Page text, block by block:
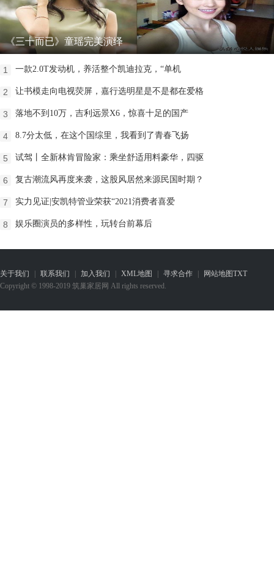
《三十而已》童瑶完美演绎
1 一款2.0T发动机，养活整个凯迪拉克，“单机
2 让书模走向电视荧屏，嘉行选明星是不是都在爱格
3 落地不到10万，吉利远景X6，惊喜十足的国产
4 8.7分太低，在这个国综里，我看到了青春飞扬
5 试驾丨全新林肯冒险家：乘坐舒适用料豪华，四驱
6 复古潮流风再度来袭，这股风居然来源民国时期？
7 实力见证|安凯特管业荣获“2021消费者喜爱
8 娱乐圈演员的多样性，玩转台前幕后
关于我们 | 联系我们 | 加入我们 | XML地图 | 寻求合作 | 网站地图TXT
Copyright © 1998-2019 筑巢家居网 All rights reserved.